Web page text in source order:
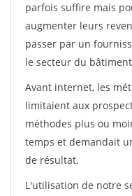
parfois suffire mais
augmenter leurs
passer par un
le secteur du
Avant internet, les
limitaient aux
méthodes plus ou
temps et demandait
de résultat.
L'utilisation de notre